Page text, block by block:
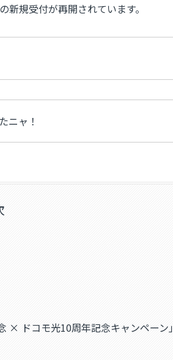
規受付が再開されています。
ニャ！
× ドコモ光10周年記念キャンペーン」